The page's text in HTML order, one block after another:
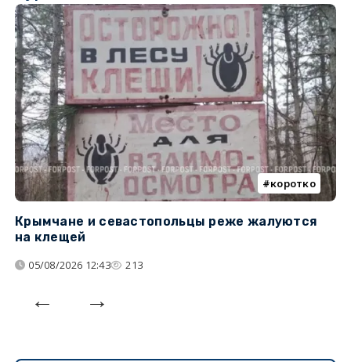
коротко
Крымчане и севастопольцы реже жалуются
на клещей
05/08/2026 12:43 213